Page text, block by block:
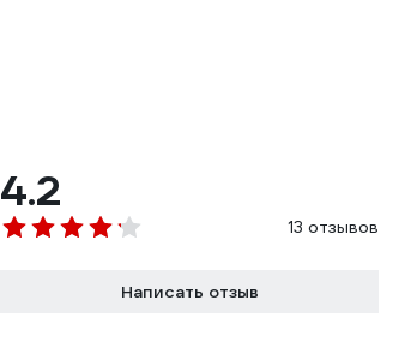
4.2
13 отзывов
Написать отзыв